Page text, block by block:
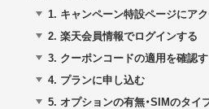
1. キャンペーン特設ページにア
2. 楽天会員情報でログインする
3. クーポンコードの適用を確認
4. プランに申し込む
5. オプションの有無・SIMのタイ